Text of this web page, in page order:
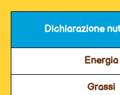
Dichiarazione
Energia
Grassi